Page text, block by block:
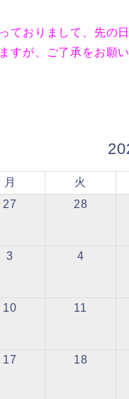
ておりまして、先の
すが、ご了承をお願
月 火
27 28
3 4
10 11
17 18